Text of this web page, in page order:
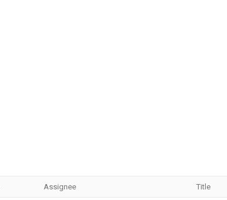
Assignee Title